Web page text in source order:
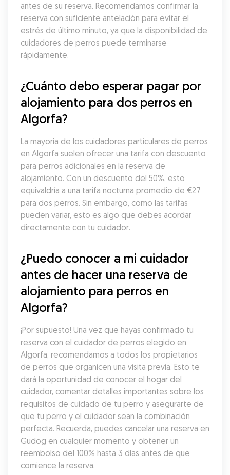
antes de su reserva. Recomendamos confirmar la
reserva con suficiente antelación para evitar el
estrés de último minuto, ya que la disponibilidad de
cuidadores de perros puede terminarse
rápidamente.
¿Cuánto debo esperar pagar por
alojamiento para dos perros en
Algorfa?
La mayoría de los cuidadores particulares de perros
en Algorfa suelen ofrecer una tarifa con descuento
para perros adicionales en la reserva de
alojamiento. Con un descuento del 50%, esto
equivaldría a una tarifa nocturna promedio de €27
para dos perros. Sin embargo, como las tarifas
pueden variar, esto es algo que debes acordar
directamente con tu cuidador.
¿Puedo conocer a mi cuidador
antes de hacer una reserva de
alojamiento para perros en
Algorfa?
¡Por supuesto! Una vez que hayas confirmado tu
reserva con el cuidador de perros elegido en
Algorfa, recomendamos a todos los propietarios
de perros que organicen una visita previa. Esto te
dará la oportunidad de conocer el hogar del
cuidador, comentar detalles importantes sobre los
requisitos de cuidado de tu perro y asegurarte de
que tu perro y el cuidador sean la combinación
perfecta. Recuerda, puedes cancelar una reserva en
Gudog en cualquier momento y obtener un
reembolso del 100% hasta 3 días antes de que
comience la reserva.